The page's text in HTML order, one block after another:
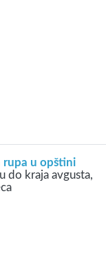
rupa u opštini
do kraja avgusta,